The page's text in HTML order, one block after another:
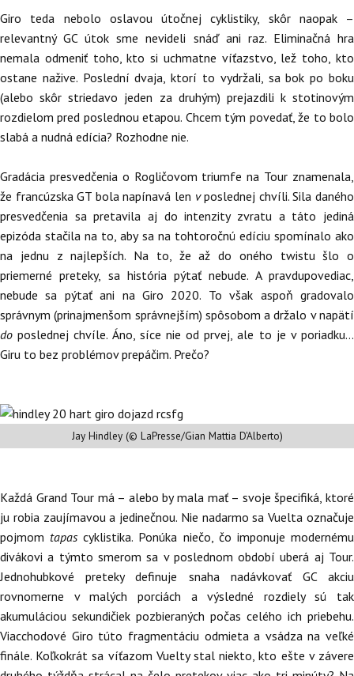
Giro teda nebolo oslavou útočnej cyklistiky, skôr naopak –
relevantný GC útok sme nevideli snáď ani raz. Eliminačná hra
nemala odmeniť toho, kto si uchmatne víťazstvo, lež toho, kto
ostane nažive. Poslední dvaja, ktorí to vydržali, sa bok po boku
(alebo skôr striedavo jeden za druhým) prejazdili k stotinovým
rozdielom pred poslednou etapou. Chcem tým povedať, že to bolo
slabá a nudná edícia? Rozhodne nie.
Gradácia presvedčenia o Rogličovom triumfe na Tour znamenala,
že francúzska GT bola napínavá len vposlednej chvíli. Sila daného
presvedčenia sa pretavila aj do intenzity zvratu a táto jediná
epizóda stačila na to, aby sa na tohtoročnú edíciu spomínalo ako
na jednu z najlepších. Na to, že až do oného twistu šlo o
priemerné preteky, sa história pýtať nebude. A pravdupovediac,
nebude sa pýtať ani na Giro 2020. To však aspoň gradovalo
správnym (prinajmenšom správnejším) spôsobom a držalo v napätí
do poslednej chvíle. Áno, síce nie od prvej, ale to je v poriadku...
Giru to bez problémov prepáčim. Prečo?
Jay Hindley (© LaPresse/Gian Mattia D'Alberto)
Každá Grand Tour má – alebo by mala mať – svoje špecifiká, ktoré
ju robia zaujímavou a jedinečnou. Nie nadarmo sa Vuelta označuje
pojmom tapas cyklistika. Ponúka niečo, čo imponuje modernému
divákovi a týmto smerom sa v poslednom období uberá aj Tour.
Jednohubkové preteky definuje snaha nadávkovať GC akciu
rovnomerne v malých porciách a výsledné rozdiely sú tak
akumuláciou sekundičiek pozbieraných počas celého ich priebehu.
Viacchodové Giro túto fragmentáciu odmieta a vsádza na veľké
finále. Koľkokrát sa víťazom Vuelty stal niekto, kto ešte v závere